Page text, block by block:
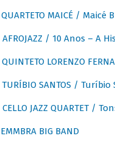
QUARTETO MAICÉ / Maicé
AFROJAZZ / 10 Anos – A
QUINTETO LORENZO
TURÍBIO SANTOS / Turíbio
CELLO JAZZ QUARTET /
EMMBRA BIG BAND